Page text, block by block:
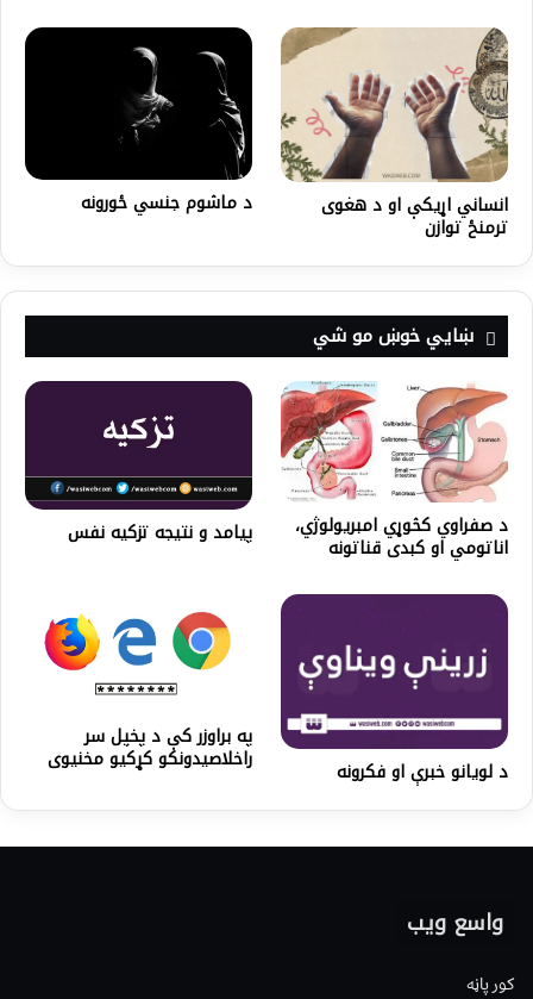
انساني اړیکې او د هغوی
ترمنځ توازن
د ماشوم جنسي ځورونه
ښايي خوښ مو شي
د صفراوي کڅوړي امبریولوژي،
اناتومي او کبدی قناتونه پيامد و نتيجه تزكيه نفس
د لویانو خبرې او فکرونه
په براوزر کې د پخپل سر
راخلاصیدونکو کړکیو مخنیوی
واسع ویب
کور پاڼه